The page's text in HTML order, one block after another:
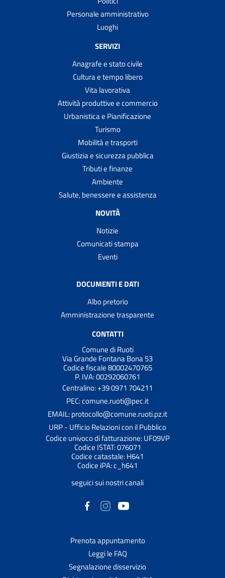
Personale amministrativo
Luoghi
SERVIZI
Anagrafe e stato civile
Cultura e tempo libero
Vita lavorativa
Attività produttive e commercio
Urbanistica e Pianificazione
Turismo
Mobilità e trasporti
Giustizia e sicurezza pubblica
Tributi e finanze
Ambiente
Salute, benessere e assistenza
NOVITÀ
Notizie
Comunicati stampa
Eventi
DOCUMENTI E DATI
Albo pretorio
Amministrazione trasparente
CONTATTI
Comune di Ruoti
Via Grande Fontana Bona 53
Codice fiscale 80002470765
P. IVA: 00292060761
Centralino: +39 0971 704211
PEC: comune.ruoti@pec.it
EMAIL: protocollo@comune.ruoti.pz.it
URP - Ufficio Relazioni con il Pubblico
Codice univoco di fatturazione: UF09VP
Codice ISTAT: 076071
Codice catastale: H641
Codice iPA: c_h641
seguici sui nostri canali
Prenota appuntamento
Leggi le FAQ
Segnalazione disservizio